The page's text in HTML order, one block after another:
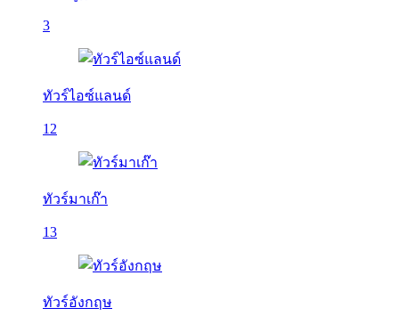
3
ทัวร์ไอซ์แลนด์
12
ทัวร์มาเก๊า
13
ทัวร์อังกฤษ